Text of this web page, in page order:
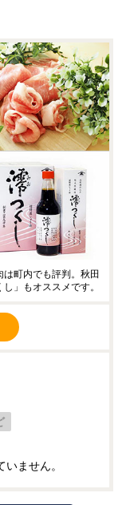
町内でも評判。秋田
」もオススメです。
ません。